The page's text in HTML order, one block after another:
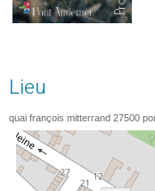
Lieu
quai françois mitterrand 27500